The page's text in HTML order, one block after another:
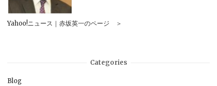
Yahoo!ニュース｜赤坂英一のページ ＞
Categories
Blog